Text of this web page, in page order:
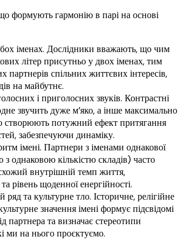
формують гармонію в парі на основі
іменах. Дослідники вважають, що чим
літер присутньо у двох іменах, тим
партнерів спільних життєвих інтересів,
на майбутнє.
і приголосних звуків. Контрастні
звучить дуже м’яко, а інше максимально
створюють потужний ефект притягання
забезпечуючи динаміку.
імені. Партнери з іменами однакової
однаковою кількістю складів) часто
внутрішній темп життя,
рівень щоденної енергійності.
ряд та культурне тло. Історичне, релігійне
значення імені формує підсвідомі
партнера та визначає стереотипи
ми на нього проєктуємо.